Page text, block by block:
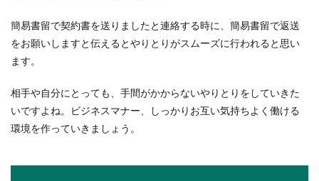
簡易書留で契約書を送りましたと連絡する時に、簡易書留で返送
をお願いしますと伝えるとやりとりがスムーズに行われると思い
ます。
相手や自分にとっても、手間がかからないやりとりをしていきた
いですよね。ビジネスマナー、しっかりお互い気持ちよく働ける
環境を作っていきましょう。